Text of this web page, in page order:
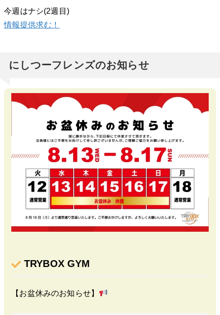
今週はナシ(2週目)
情報提供求む！
にしつーフレンズのお知らせ
TRYBOX GYM
【お盆休みのお知らせ】